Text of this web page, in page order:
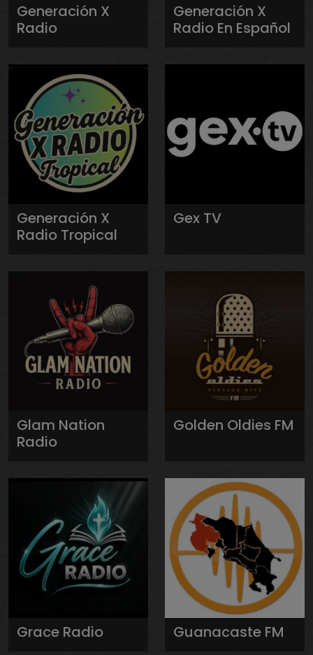
Generación X
Radio
Generación X
Radio En Español
Generación X
Radio Tropical
Gex TV
Glam Nation
Radio
Golden Oldies FM
Grace Radio Guanacaste FM